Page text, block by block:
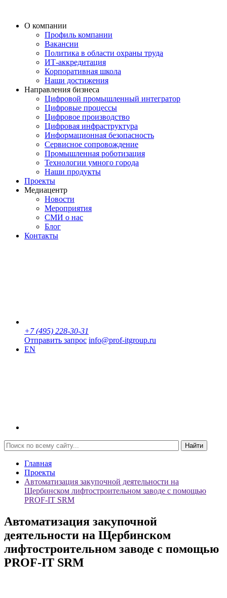
О компании
Профиль компании
Вакансии
Политика в области охраны труда
ИТ-аккредитация
Корпоративная школа
Наши достижения
Направления бизнеса
Цифровой промышленный интегратор
Цифровые процессы
Цифровое производство
Цифровая инфраструктура
Информационная безопасность
Сервисное сопровождение
Промышленная роботизация
Технологии умного города
Наши продукты
Проекты
Медиацентр
Новости
Мероприятия
СМИ о нас
Блог
Контакты
+7 (495) 228-30-31
Отправить запрос info@prof-itgroup.ru
EN
Найти
Главная
Проекты
Автоматизация закупочной деятельности на
Щербинском лифтостроительном заводе с помощью
PROF-IT SRM
Автоматизация закупочной
деятельности на Щербинском
лифтостроительном заводе с помощью
PROF-IT SRM